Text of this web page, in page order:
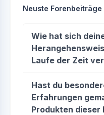
Neuste Forenbeiträge
Wie hat sich
Laufe der Zeit
Hast du
Erfahrungen
Produkten dieser